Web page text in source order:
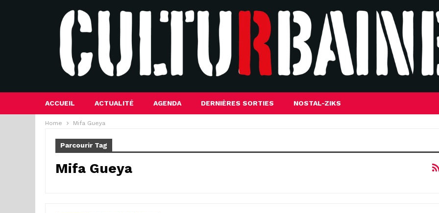
ACCUEIL ACTUALITÉ AGENDA DERNIÈRES SORTIES NOSTAL-ZIKS
Home Mifa Gueya
Parcourir Tag
Mifa Gueya